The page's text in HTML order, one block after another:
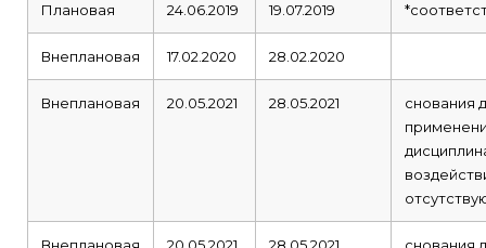
Плановая 24.06.2019 19.07.2019
Внеплановая 17.02.2020 28.02.2020
Внеплановая 20.05.2021 28.05.2021
снования